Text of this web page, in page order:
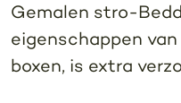
Gemalen stro-
eigenschappen
boxen, is extra